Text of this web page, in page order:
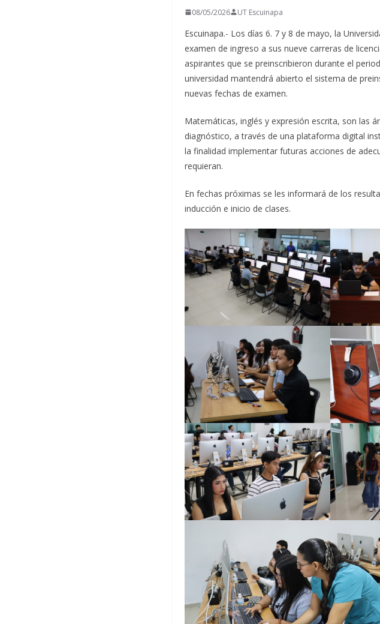
08/05/2026 UT Escuinapa
Escuinapa.- Los días 6. 7 y 8 de mayo, la
examen de ingreso a sus nueve carreras de
aspirantes que se preinscribieron durante el
universidad mantendrá abierto el sistema de
nuevas fechas de examen.
Matemáticas, inglés y expresión escrita, son las
diagnóstico, a través de una plataforma digital
la finalidad implementar futuras acciones de
requieran.
En fechas próximas se les informará de los
inducción e inicio de clases.